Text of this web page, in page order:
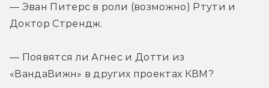
— Эван Питерс в роли (возможно) Ртути и
Доктор Стрендж.
— Появятся ли Агнес и Дотти из
«ВандаВижн» в других проектах КВМ?